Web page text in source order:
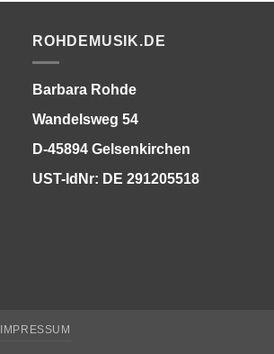
ROHDEMUSIK.DE
Barbara Rohde
Wandelsweg 54
D-45894 Gelsenkirchen
UST-IdNr: DE 291205518
IMPRESSUM